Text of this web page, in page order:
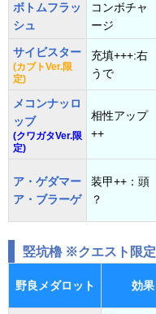
ボトムフラッ
シュ
コンボチャ
ージ
サイビスター
(カブトVer.限
定)
充填+++:右
うで
メコンナッロ
ッブ
(クワガタVer.限
定)
相性アップ
++
ア・ゲダマー
ア・ブラーゲ
装甲++：頭
？
竪坑櫓 ※クエスト限定
野良メダロット 効果